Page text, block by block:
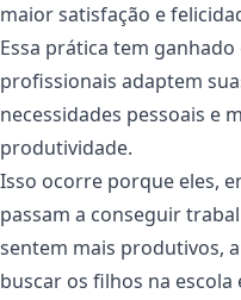
maior satisfação e
Essa prática tem
profissionais adaptem
necessidades pessoais e
produtividade.
Isso ocorre porque eles,
passam a conseguir
sentem mais produtivos,
buscar os filhos na